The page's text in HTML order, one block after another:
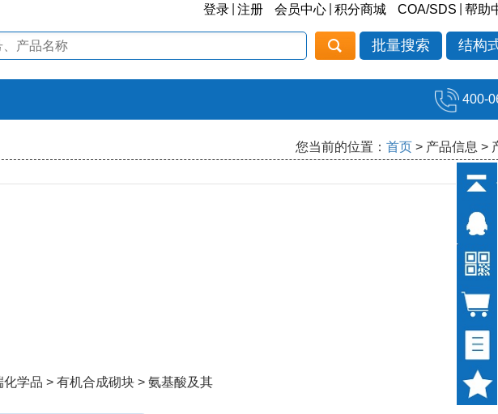
登录 注册 会员中心 积分商城 COA/SDS 帮助
批量搜索 结构
400-
您当前的位置： 首页 > 产品信息 >
学品 > 有机合成砌块 > 氨基酸及其